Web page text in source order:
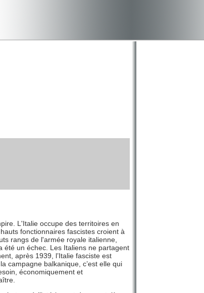
L'Italie occupe des territoires en
fonctionnaires fascistes croient à
rangs de l'armée royale italienne,
été un échec. Les Italiens ne partagent
après 1939, l’Italie fasciste est
campagne balkanique, c’est elle qui
économiquement et